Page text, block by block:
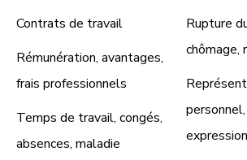
Contrats de travail
Rémunération, avantages,
frais professionnels
Temps de travail, congés,
absences, maladie
Rupture
chômage,